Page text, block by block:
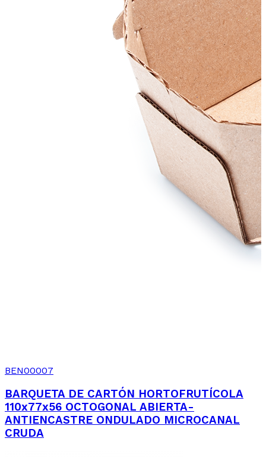
BEN00007
BARQUETA DE CARTÓN HORTOFRUTÍCOLA
110x77x56 OCTOGONAL ABIERTA-
ANTIENCASTRE ONDULADO MICROCANAL
CRUDA